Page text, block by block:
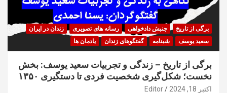
برگی از تاریخ جنبش دادخواهی رسانه های تصویری
زندان در ایران
سعید یوسف
شبنامه گفتگوهای زندان یادمان ها
برگی از تاریخ – زندگی و تجربیات سعید یوسف: بخش
نخست؛ شکل‌گیری شخصیت فردی تا دستگیری ۱۳۵۰
اکتبر 18, 2024 Editor